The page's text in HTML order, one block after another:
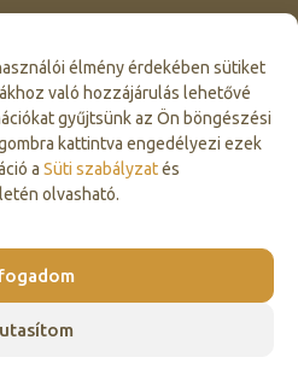
élmény érdekében sütiket
való hozzájárulás lehetővé
gyűjtsünk az Ön böngészési
kattintva engedélyezi ezek
a Süti szabályzatés
olvasható.
cookies and